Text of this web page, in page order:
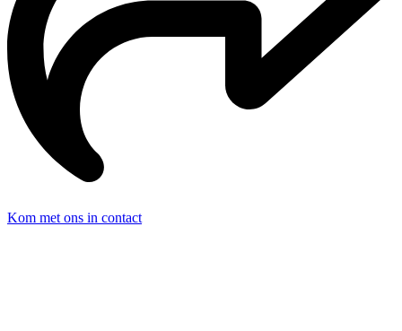
Kom met ons in contact